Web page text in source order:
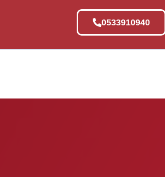
0533910940